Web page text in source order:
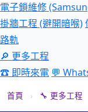
電子鎖維修
掛牆工程 (避開暗喉)
路軌
🔎 更多工程
☎ 即時來電 💬
首頁 › 🔧 更多工程